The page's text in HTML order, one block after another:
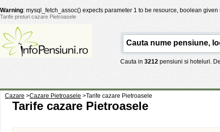
Warning: mysql_fetch_assoc() expects parameter 1 to be resource, boolean
Tarife preturi cazare Pietroasele
Cauta in 3212 pensiuni si hoteluri.
Cazare >Cazare Pietroasele >Tarife cazare Pietroasele
Tarife cazare Pietroasele